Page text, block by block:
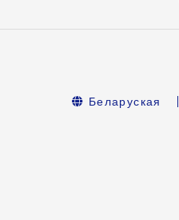
Беларуская